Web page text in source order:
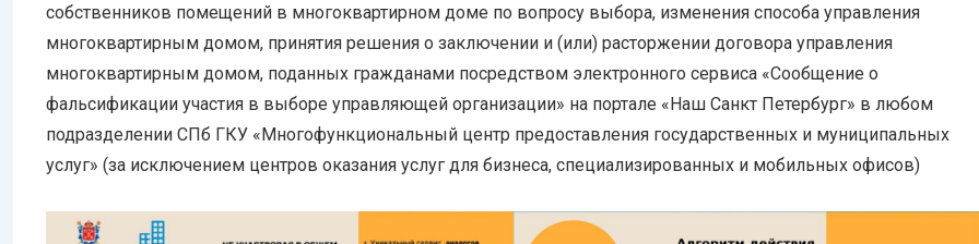
собственников помещений в многоквартирном доме по вопросу выбора, изменения способа управления
многоквартирным домом, принятия решения о заключении и (или) расторжении договора управления
многоквартирным домом, поданных гражданами посредством электронного сервиса «Сообщение о
фальсификации участия в выборе управляющей организации» на портале «Наш Санкт Петербург» в любом
подразделении СПб ГКУ «Многофункциональный центр предоставления государственных и муниципальных
услуг» (за исключением центров оказания услуг для бизнеса, специализированных и мобильных офисов)